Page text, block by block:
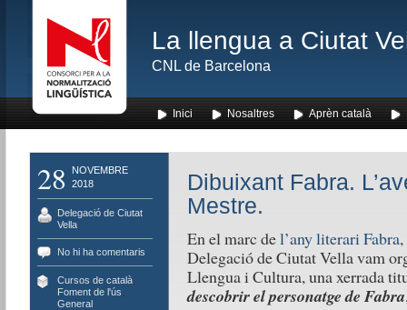
La llengua a Ciutat
CNL de Barcelona
Inici Nosaltres Aprèn català
28
NOVEMBRE
2018
Delegació de Ciutat
Vella
No hi ha comentaris
Cursos de català,
Foment de l'ús
General
Dibuixant Fabra.
Mestre.
En el marc del’any literari Fabra,
Delegació de Ciutat Vella vam
Llengua i Cultura, una xerrada
descobrir el personatge de Fabra